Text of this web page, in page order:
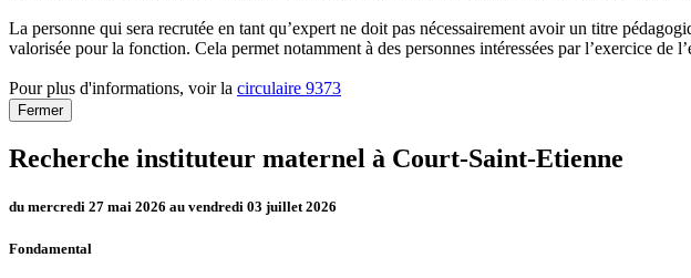
La personne qui sera recrutée en tant qu’expert ne doit pas nécessairement avoir un titre
valorisée pour la fonction. Cela permet notamment à des personnes intéressées par l’exercice de
Pour plus d'informations, voir la circulaire 9373
Fermer
Recherche instituteur maternel à Court-Saint-Etienne
du mercredi 27 mai 2026 au vendredi 03 juillet 2026
Fondamental